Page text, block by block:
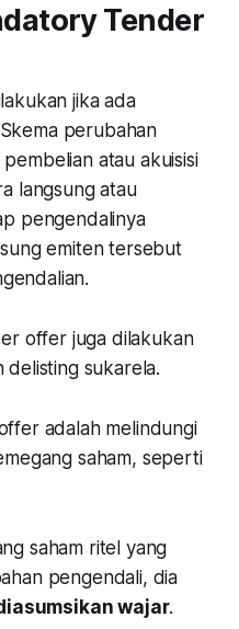
Tender
jika ada
perubahan
atau akuisisi
langsung atau
pengendalinya
emiten tersebut
offer juga dilakukan
delisting sukarela.
adalah melindungi
saham, seperti
saham ritel yang
pengendali, dia
wajar.